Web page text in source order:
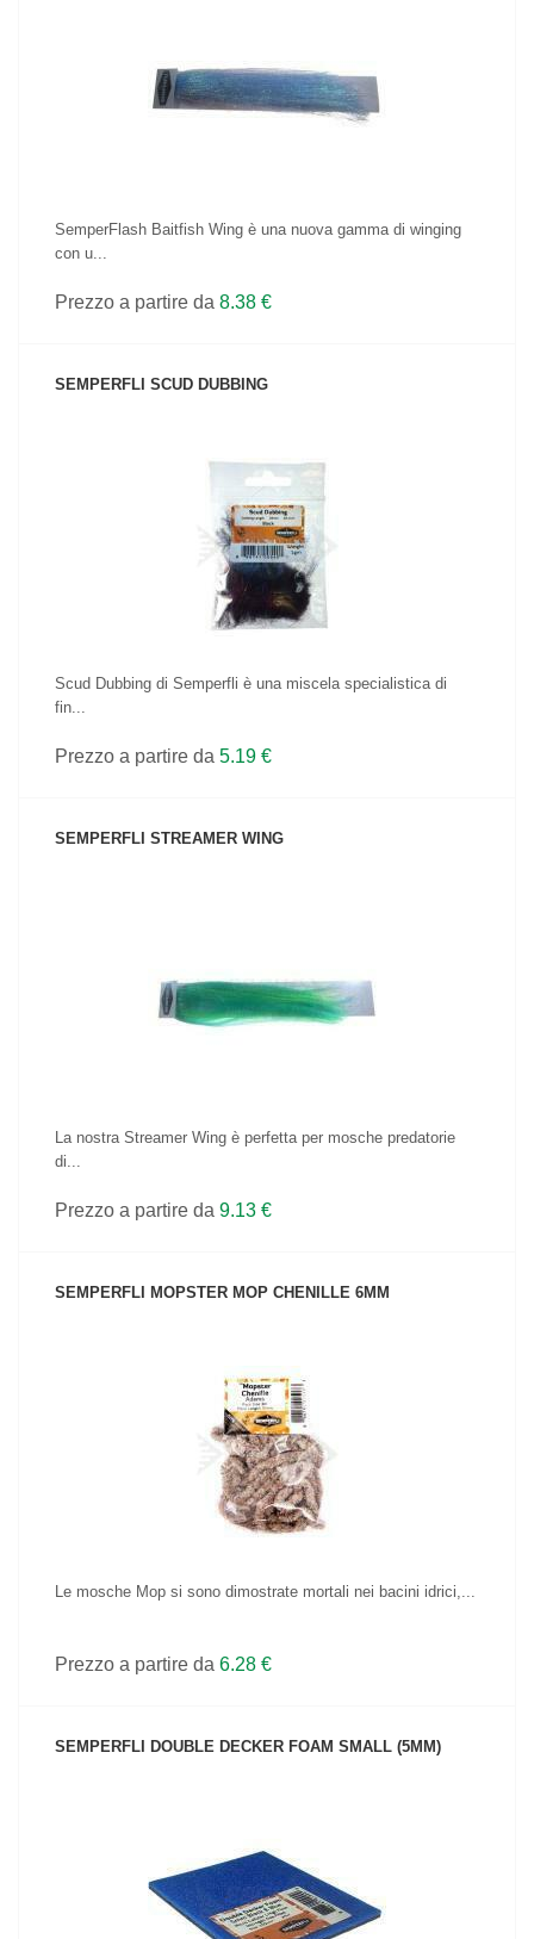
SemperFlash Baitfish Wing è una nuova gamma di winging
con u...
Prezzo a partire da 8.38 €
SEMPERFLI SCUD DUBBING
VEDI IL PRODOTTO
Scud Dubbing di Semperfli è una miscela specialistica di
fin...
Prezzo a partire da 5.19 €
SEMPERFLI STREAMER WING
La nostra Streamer Wing è perfetta per mosche predatorie
di...
Prezzo a partire da 9.13 €
SEMPERFLI MOPSTER MOP CHENILLE 6MM
VEDI IL PRODOTTO
Le mosche Mop si sono dimostrate mortali nei bacini idrici,...
Prezzo a partire da 6.28 €
SEMPERFLI DOUBLE DECKER FOAM SMALL (5MM)
VEDI IL PRODOTTO